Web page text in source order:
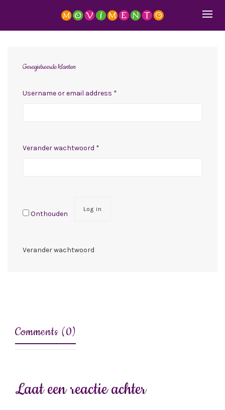
Geregistreerde klanten
Username or email address *
Verander wachtwoord *
Onthouden
Log in
Verander wachtwoord
Comments (0)
Laat een reactie achter